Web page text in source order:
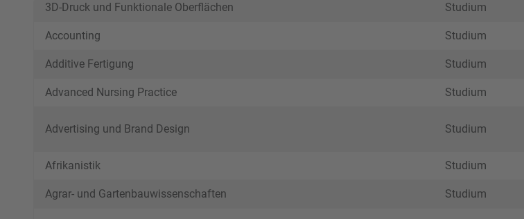
3D-Druck und Funktionale Oberflächen Studium
Accounting Studium
Additive Fertigung Studium
Advanced Nursing Practice Studium
Advertising und Brand Design Studium
Afrikanistik Studium
Agrar- und Gartenbauwissenschaften Studium